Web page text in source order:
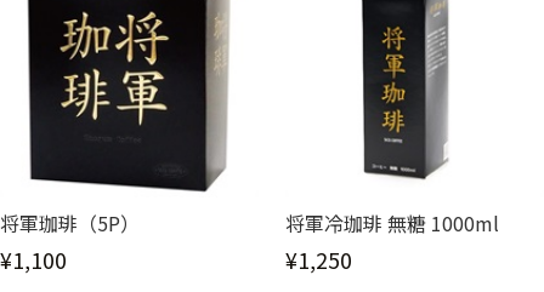
将軍珈琲（5P）
¥1,100
将軍冷珈琲 無糖 1000ml
¥1,250